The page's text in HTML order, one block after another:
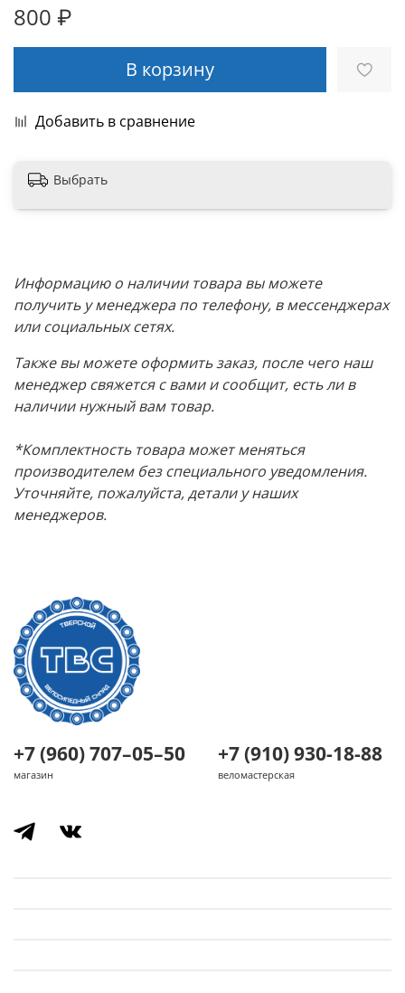
800 ₽
В корзину
Добавить в сравнение
Выбрать
Информацию о наличии товара вы можете
получить у менеджера по телефону, в мессенджерах
или социальных сетях.
Также вы можете оформить заказ, после чего наш
менеджер свяжется с вами и сообщит, есть ли в
наличии нужный вам товар.
*Комплектность товара может меняться
производителем без специального уведомления.
Уточняйте, пожалуйста, детали у наших
менеджеров.
+7 (960) 707–05–50
магазин
+7 (910) 930-18-88
веломастерская